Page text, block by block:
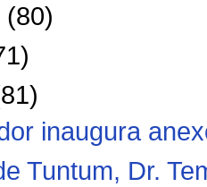
(80)
inaugura
Tuntum, Dr.